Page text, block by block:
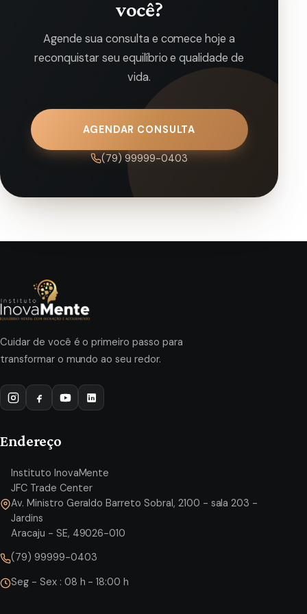
você?
Agende sua consulta e comece hoje a
reconquistar seu equilíbrio e qualidade de
vida.
AGENDAR CONSULTA
(79) 99999-0403
Cuidar de você é o primeiro passo para
transformar o mundo ao seu redor.
Endereço
Instituto InovaMente
JFC Trade Center
Av. Ministro Geraldo Barreto Sobral, 2100 - sala 203 -
Jardins
Aracaju - SE, 49026-010
(79) 99999-0403
Seg - Sex : 08 h - 18:00 h